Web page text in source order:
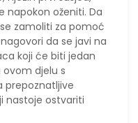
napokon oženiti. Da
zamoliti za pomoć
da se javi na
koji će biti jedan
ovom djelu s
prepoznatljive
nastoje ostvariti